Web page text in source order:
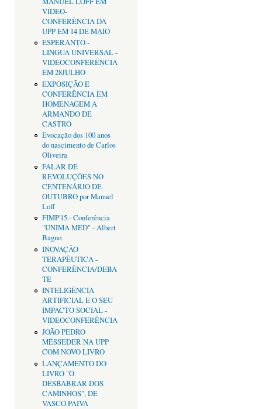
VÍDEO-
CONFERÊNCIA DA
UPP EM 14 DE MAIO
ESPERANTO -
LÍNGUA UNIVERSAL -
VIDEOCONFERÊNCIA
EM 28JULHO
EXPOSIÇÃO E
CONFERÊNCIA EM
HOMENAGEM A
ARMANDO DE
CASTRO
Evocação dos 100 anos
do nascimento de Carlos
Oliveira
FALAR DE
REVOLUÇÕES NO
CENTENÁRIO DE
OUTUBRO por Manuel
Loff
FIMP'15 - Conferência
"UNIMA MED" - Albert
Bagno
INOVAÇÃO
TERAPÊUTICA -
CONFERÊNCIA/DEBA
TE
INTELIGÊNCIA
ARTIFICIAL E O SEU
IMPACTO SOCIAL -
VIDEOCONFERÊNCIA
JOÃO PEDRO
MÉSSEDER NA UPP
COM NOVO LIVRO
LANÇAMENTO DO
LIVRO "O
DESBABRAR DOS
CAMINHOS", DE
VASCO PAIVA